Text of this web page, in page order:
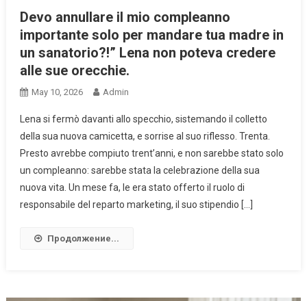
Devo annullare il mio compleanno
importante solo per mandare tua madre in
un sanatorio?!” Lena non poteva credere
alle sue orecchie.
May 10, 2026 Admin
Lena si fermò davanti allo specchio, sistemando il colletto
della sua nuova camicetta, e sorrise al suo riflesso. Trenta.
Presto avrebbe compiuto trent’anni, e non sarebbe stato solo
un compleanno: sarebbe stata la celebrazione della sua
nuova vita. Un mese fa, le era stato offerto il ruolo di
responsabile del reparto marketing, il suo stipendio […]
Продолжение...